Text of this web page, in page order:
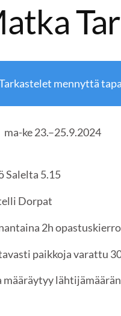
mennyttä
ma-ke23.–25.9.2024
Salelta 5.15
Dorpat
2h
paikkoja varattu
määräytyy